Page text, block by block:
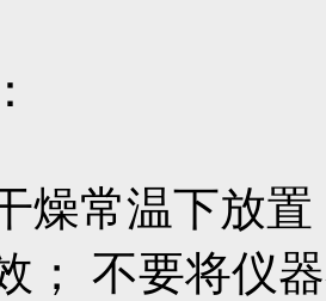
燥常温下放
； 不要将仪